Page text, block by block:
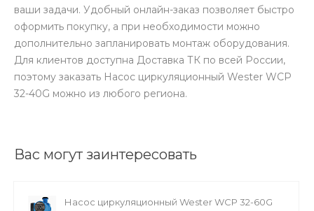
ваши задачи. Удобный онлайн-заказ позволяет быстро
оформить покупку, а при необходимости можно
дополнительно запланировать монтаж оборудования.
Для клиентов доступна Доставка ТК по всей России,
поэтому заказать Насос циркуляционный Wester WCP
32-40G можно из любого региона.
Вас могут заинтересовать
Насос циркуляционный Wester WCP 32-60G